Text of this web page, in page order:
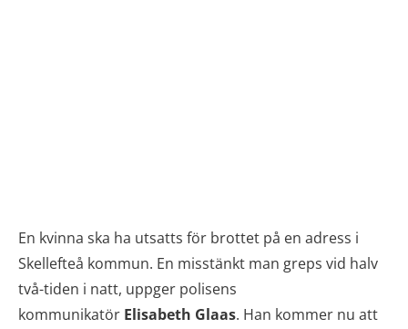
En kvinna ska ha utsatts för brottet på en adress i
Skellefteå kommun. En misstänkt man greps vid halv
två-tiden i natt, uppger polisens
kommunikatör Elisabeth Glaas. Han kommer nu att